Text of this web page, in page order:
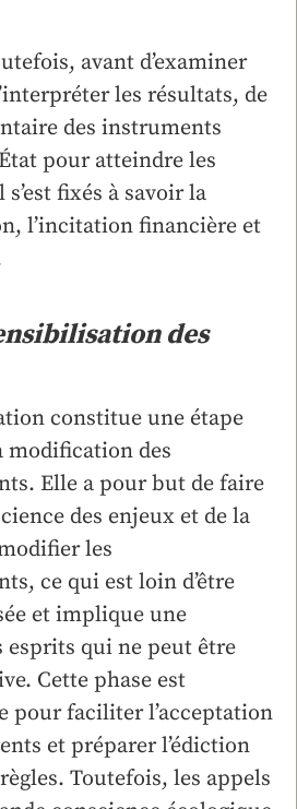
avant d’examiner
les résultats, de
des instruments
pour atteindre les
fixés à savoir la
l’incitation financière et
des
constitue une étape
modification des
Elle a pour but de faire
des enjeux et de la
les
ce qui est loin d’être
et implique une
esprits qui ne peut être
Cette phase est
pour faciliter l’acceptation
et préparer l’édiction
Toutefois, les appels